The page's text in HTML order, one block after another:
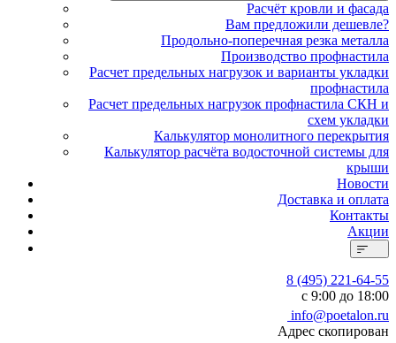
Расчёт кровли и фасада
Вам предложили дешевле?
Продольно-поперечная резка металла
Производство профнастила
Расчет предельных нагрузок и варианты укладки
профнастила
Расчет предельных нагрузок профнастила СКН и
схем укладки
Калькулятор монолитного перекрытия
Калькулятор расчёта водосточной системы для
крыши
Новости
Доставка и оплата
Контакты
Акции
8 (495) 221-64-55
с 9:00 до 18:00
info@poetalon.ru
Адрес скопирован